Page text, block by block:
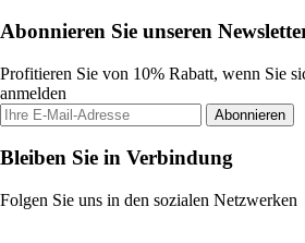
Abonnieren Sie unseren
Profitieren Sie von 10% Rabatt, wenn Sie
anmelden
Abonnieren
Bleiben Sie in Verbindung
Folgen Sie uns in den sozialen Netzwerken